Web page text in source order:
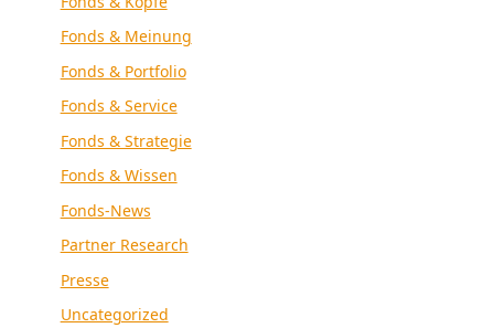
Fonds & Meinung
Fonds & Portfolio
Fonds & Service
Fonds & Strategie
Fonds & Wissen
Fonds-News
Partner Research
Presse
Uncategorized